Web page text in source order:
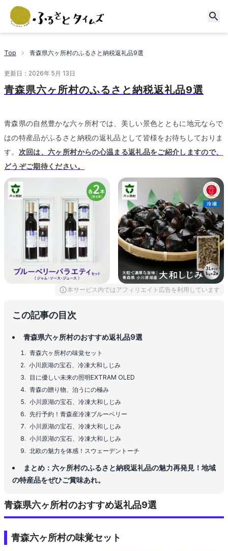
Top 青森県六ヶ所村のふるさと納税返礼品9選
更新日： 2026年 5月 13日
青森県六ヶ所村のふるさと納税返礼品9選
青森県の自然豊かな六ヶ所村では、美しい景色とともに地元ならで
はの特産品がふるさと納税の返礼品として皆様をお待ちしておりま
す。 次回は、六ヶ所村からの心温まる返礼品をご紹介しますので、
どうぞご期待ください。
本サービス内ではアフィリエイト広告を利用しています
この記事の目次
青森県六ヶ所村のおすすめ返礼品9選
青森六ヶ所村の味覚セット
小川原湖の宝石、冷凍大和しじみ
目に優しい未来の照明EXTRAM OLED
青森の贈り物、泊うにの極み
小川原湖の宝石、冷凍大和しじみ
先行予約！青森産冷凍ブルーベリー
小川原湖の宝石、冷凍大和しじみ
小川原湖の宝石、冷凍大和しじみ
北欧の魅力を体感！スウェーデントーチ
まとめ：六ヶ所村のふるさと納税返礼品の魅力再発見！地域
の特産品をぜひご賞味あれ。
青森県六ヶ所村のおすすめ返礼品9選
青森六ヶ所村の味覚セット